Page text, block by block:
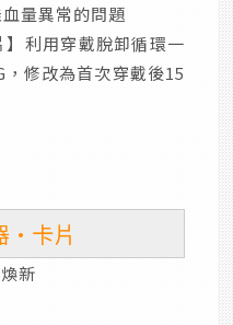
量異常的問題
利用穿戴脫卸循環一
修改為首次穿戴後15
·卡片
新